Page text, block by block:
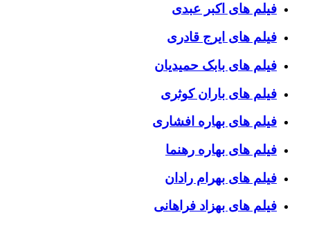
فیلم های اکبر عبدی
فیلم های ایرج قادری
فیلم های بابک حمیدیان
فیلم های باران کوثری
فیلم های بهاره افشاری
فیلم های بهاره رهنما
فیلم های بهرام رادان
فیلم های بهزاد فراهانی